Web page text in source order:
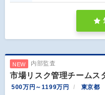
NEW 内部監査
市場リスク管理チームス
500万円～1199万円 東京都